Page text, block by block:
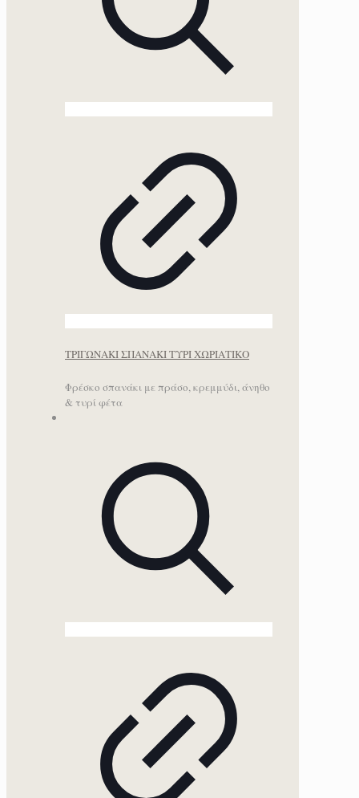
ΤΡΙΓΩΝΑΚΙ ΣΠΑΝΑΚΙ ΤΥΡΙ ΧΩΡΙΑΤΙΚΟ
Φρέσκο σπανάκι με πράσο, κρεμμύδι, άνηθο
& τυρί φέτα